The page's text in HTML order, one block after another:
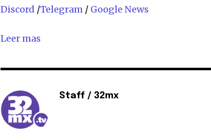
Discord /Telegram / Google News
Leer mas
Staff / 32mx